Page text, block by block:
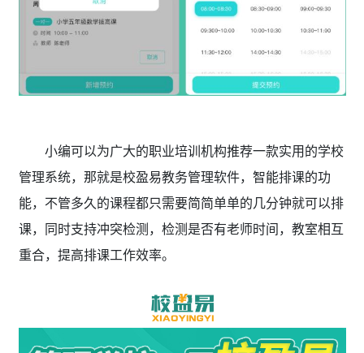
小编可以为广大的职业培训机构推荐一款实用的学校
管理系统，那就是校盈易教务管理软件，智能排课的功
能，不管多久的课程都只需要简简单单的几分钟就可以排
课，同时支持冲突检测，检测是否有老师时间，教室相互
重合，提高排课工作效率。